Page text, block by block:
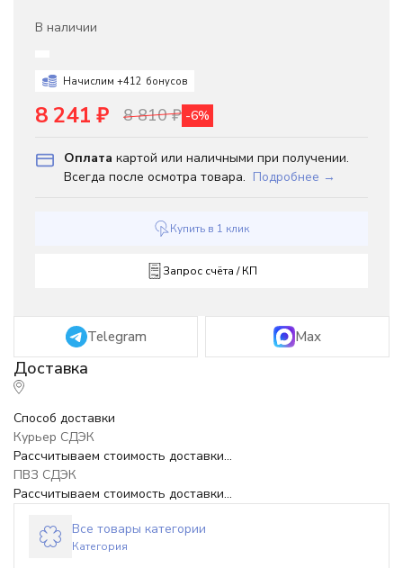
В наличии
Начислим +412 бонусов
8 241 ₽ 8 810₽ -6%
Оплата картой или наличными при получении.
Всегда после осмотра товара. Подробнее →
Купить в 1 клик
Запрос счёта / КП
Telegram Max
Способ доставки
Курьер СДЭК
Рассчитываем стоимость доставки...
ПВЗ СДЭК
Рассчитываем стоимость доставки...
Все товары категории
Категория